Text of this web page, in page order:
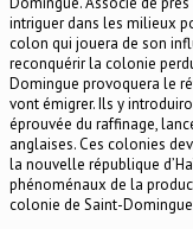
intriguer dans les milieux
colon qui jouera de son
reconquérir la colonie
Domingue provoquera le
vont émigrer. Ils y
éprouvée du raffinage,
anglaises. Ces colonies
la nouvelle république
phénoménaux de la
colonie de Saint-